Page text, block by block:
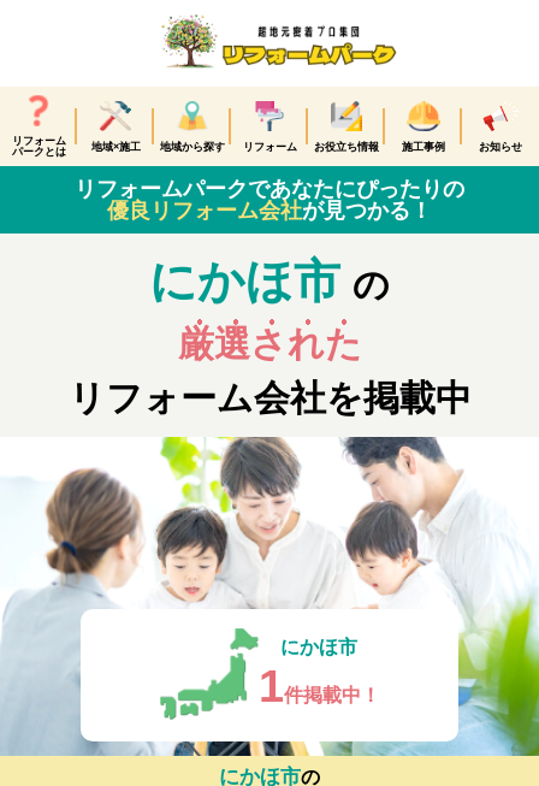
リフォーム
パークとは
地域×施工 地域から探す リフォーム お役立ち情報 施工事例 お知らせ
リフォームパークであなたにぴったりの
優良リフォーム会社が見つかる！
にかほ市 の
厳選された
リフォーム会社を掲載中
にかほ市
1件掲載中！
にかほ市の